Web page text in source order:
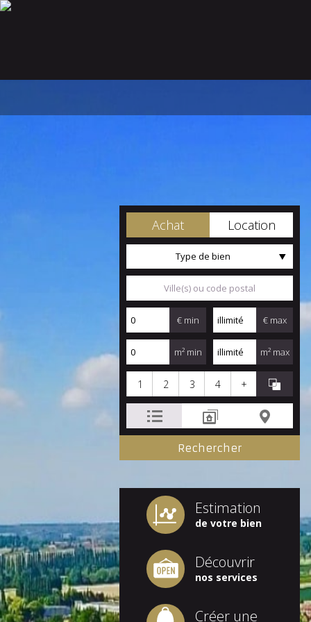
Achat Location
Type de bien
€ min € max
m² min m² max
1 2 3 4 +
Estimation
de votre bien
Découvrir
nos services
Créer une